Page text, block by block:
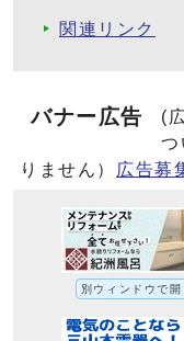
関連リンク
バナー広告
(
つ
りません）
広告募
別ウィンドウで開